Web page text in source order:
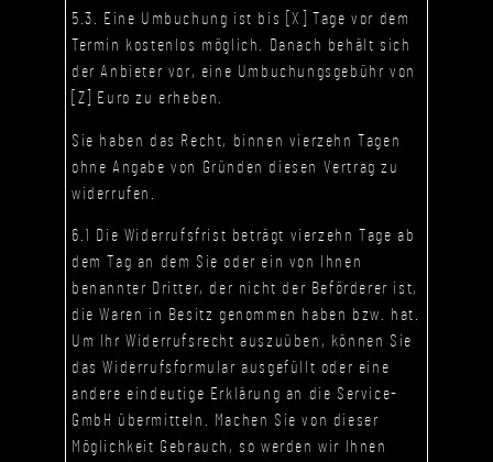
5.3. Eine Umbuchung ist bis [X] Tage vor dem
Termin kostenlos möglich. Danach behält sich
der Anbieter vor, eine Umbuchungsgebühr von
[Z] Euro zu erheben.
Sie haben das Recht, binnen vierzehn Tagen
ohne Angabe von Gründen diesen Vertrag zu
widerrufen.
6.1 Die Widerrufsfrist beträgt vierzehn Tage ab
dem Tag an dem Sie oder ein von Ihnen
benannter Dritter, der nicht der Beförderer ist,
die Waren in Besitz genommen haben bzw. hat.
Um Ihr Widerrufsrecht auszuüben, können Sie
das Widerrufsformular ausgefüllt oder eine
andere eindeutige Erklärung an die Service-
GmbH übermitteln. Machen Sie von dieser
Möglichkeit Gebrauch, so werden wir Ihnen